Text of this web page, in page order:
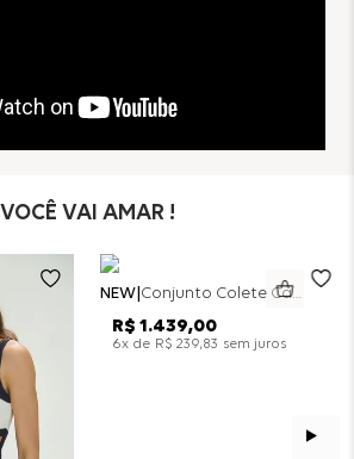
VOCÊ VAI AMAR !
NEW Conjunto Colete Calça Barril Bicolor Alfaiataria - Off White
R$ 1 .439,00
6x de R$ 239,83 sem juros